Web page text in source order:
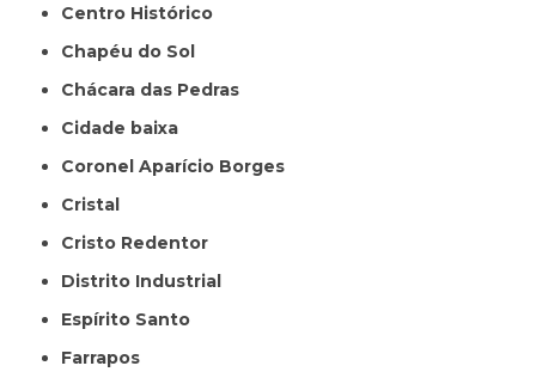
Centro Histórico
Chapéu do Sol
Chácara das Pedras
Cidade baixa
Coronel Aparício Borges
Cristal
Cristo Redentor
Distrito Industrial
Espírito Santo
Farrapos